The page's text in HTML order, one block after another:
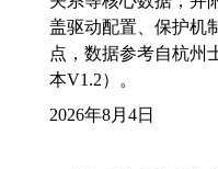
盖驱动配置、保护机
点，数据参考自杭州
本V1.2）。
2026年8月4日